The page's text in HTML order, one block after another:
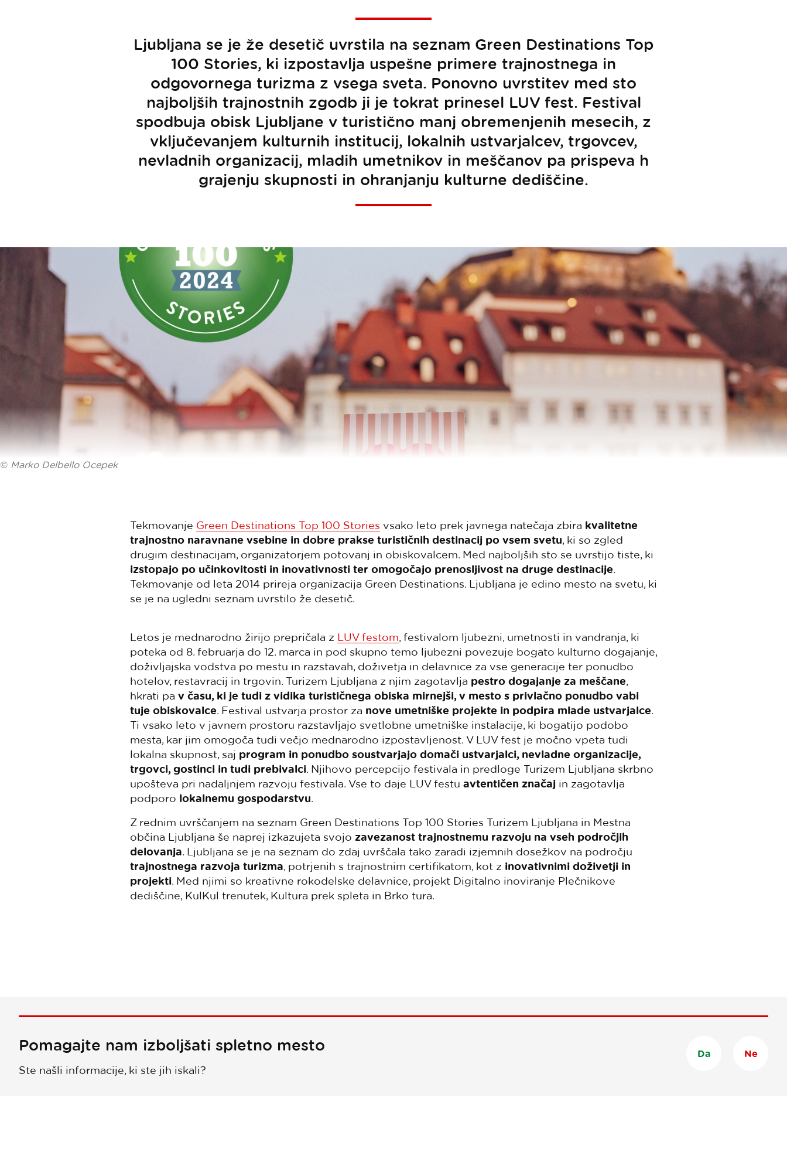
Ljubljana se je že desetič uvrstila na seznam Green Destinations Top
100 Stories, ki izpostavlja uspešne primere trajnostnega in
odgovornega turizma z vsega sveta. Ponovno uvrstitev med sto
najboljših trajnostnih zgodb ji je tokrat prinesel LUV fest. Festival
spodbuja obisk Ljubljane v turistično manj obremenjenih mesecih, z
vključevanjem kulturnih institucij, lokalnih ustvarjalcev, trgovcev,
nevladnih organizacij, mladih umetnikov in meščanov pa prispeva h
grajenju skupnosti in ohranjanju kulturne dediščine.
© Marko Delbello Ocepek
Tekmovanje Green Destinations Top 100 Stories vsako leto prek javnega natečaja zbira kvalitetne
trajnostno naravnane vsebine in dobre prakse turističnih destinacij po vsem svetu, ki so zgled
drugim destinacijam, organizatorjem potovanj in obiskovalcem. Med najboljših sto se uvrstijo tiste, ki
izstopajo po učinkovitosti in inovativnosti ter omogočajo prenosljivost na druge destinacije.
Tekmovanje od leta 2014 prireja organizacija Green Destinations. Ljubljana je edino mesto na svetu, ki
se je na ugledni seznam uvrstilo že desetič.
Letos je mednarodno žirijo prepričala z LUV festom, festivalom ljubezni, umetnosti in vandranja, ki
poteka od 8. februarja do 12. marca in pod skupno temo ljubezni povezuje bogato kulturno dogajanje,
doživljajska vodstva po mestu in razstavah, doživetja in delavnice za vse generacije ter ponudbo
hotelov, restavracij in trgovin. Turizem Ljubljana z njim zagotavlja pestro dogajanje za meščane,
hkrati pa v času, ki je tudi z vidika turističnega obiska mirnejši, v mesto s privlačno ponudbo vabi
tuje obiskovalce. Festival ustvarja prostor za nove umetniške projekte in podpira mlade ustvarjalce.
Ti vsako leto v javnem prostoru razstavljajo svetlobne umetniške instalacije, ki bogatijo podobo
mesta, kar jim omogoča tudi večjo mednarodno izpostavljenost. V LUV fest je močno vpeta tudi
lokalna skupnost, saj program in ponudbo soustvarjajo domači ustvarjalci, nevladne organizacije,
trgovci, gostinci in tudi prebivalci. Njihovo percepcijo festivala in predloge Turizem Ljubljana skrbno
upošteva pri nadaljnjem razvoju festivala. Vse to daje LUV festu avtentičen značaj in zagotavlja
podporo lokalnemu gospodarstvu.
Z rednim uvrščanjem na seznam Green Destinations Top 100 Stories Turizem Ljubljana in Mestna
občina Ljubljana še naprej izkazujeta svojo zavezanost trajnostnemu razvoju na vseh področjih
delovanja. Ljubljana se je na seznam do zdaj uvrščala tako zaradi izjemnih dosežkov na področju
trajnostnega razvoja turizma, potrjenih s trajnostnim certifikatom, kot z inovativnimi doživetji in
projekti. Med njimi so kreativne rokodelske delavnice, projekt Digitalno inoviranje Plečnikove
dediščine, KulKul trenutek, Kultura prek spleta in Brko tura.
Pomagajte nam izboljšati spletno mesto
Ste našli informacije, ki ste jih iskali?
Da Ne